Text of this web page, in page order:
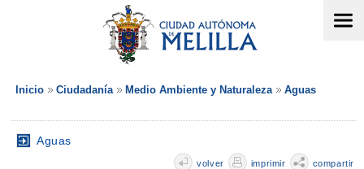
Inicio Ciudadanía Medio Ambiente y Naturaleza Aguas
Aguas
volver imprimir compartir